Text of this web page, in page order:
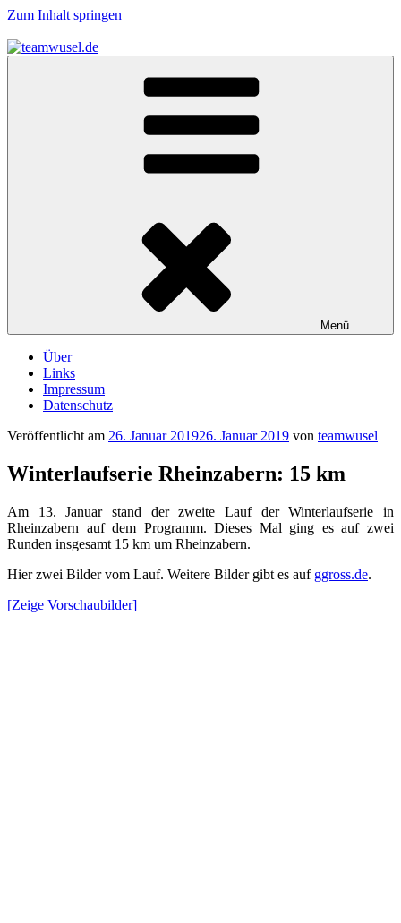
Zum Inhalt springen
Menü
Über
Links
Impressum
Datenschutz
Veröffentlicht am 26. Januar 201926. Januar 2019 von teamwusel
Winterlaufserie Rheinzabern: 15 km
Am 13. Januar stand der zweite Lauf der Winterlaufserie in
Rheinzabern auf dem Programm. Dieses Mal ging es auf zwei
Runden insgesamt 15 km um Rheinzabern.
Hier zwei Bilder vom Lauf. Weitere Bilder gibt es auf ggross.de.
[Zeige Vorschaubilder]